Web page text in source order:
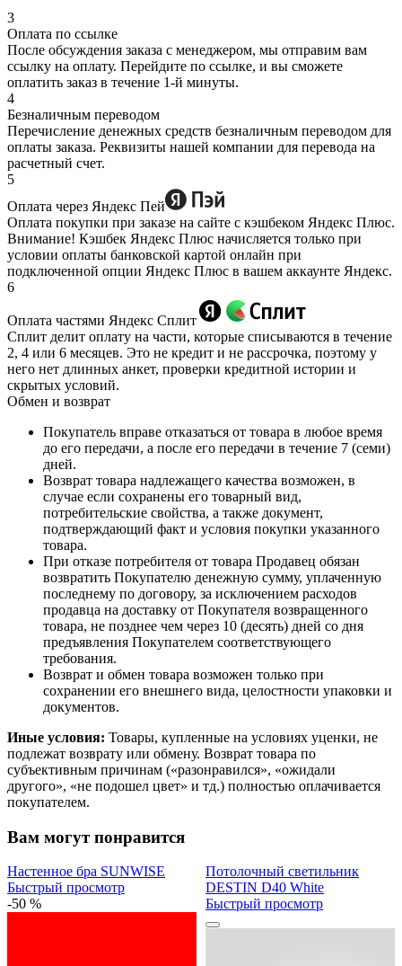
3
Оплата по ссылке
После обсуждения заказа с менеджером, мы отправим вам
ссылку на оплату. Перейдите по ссылке, и вы сможете
оплатить заказ в течение 1-й минуты.
4
Безналичным переводом
Перечисление денежных средств безналичным переводом для
оплаты заказа. Реквизиты нашей компании для перевода на
расчетный счет.
5
Оплата через Яндекс Пей
Оплата покупки при заказе на сайте с кэшбеком Яндекс Плюс.
Внимание! Кэшбек Яндекс Плюс начисляется только при
условии оплаты банковской картой онлайн при
подключенной опции Яндекс Плюс в вашем аккаунте Яндекс.
6
Оплата частями Яндекс Сплит
Сплит делит оплату на части, которые списываются в течение
2, 4 или 6 месяцев. Это не кредит и не рассрочка, поэтому у
него нет длинных анкет, проверки кредитной истории и
скрытых условий.
Обмен и возврат
Покупатель вправе отказаться от товара в любое время
до его передачи, а после его передачи в течение 7 (семи)
дней.
Возврат товара надлежащего качества возможен, в
случае если сохранены его товарный вид,
потребительские свойства, а также документ,
подтверждающий факт и условия покупки указанного
товара.
При отказе потребителя от товара Продавец обязан
возвратить Покупателю денежную сумму, уплаченную
последнему по договору, за исключением расходов
продавца на доставку от Покупателя возвращенного
товара, не позднее чем через 10 (десять) дней со дня
предъявления Покупателем соответствующего
требования.
Возврат и обмен товара возможен только при
сохранении его внешнего вида, целостности упаковки и
документов.
Иные условия: Товары, купленные на условиях уценки, не
подлежат возврату или обмену. Возврат товара по
субъективным причинам («разонравился», «ожидали
другого», «не подошел цвет» и тд.) полностью оплачивается
покупателем.
Вам могут понравится
Настенное бра SUNWISE
Быстрый просмотр
-50 %
Потолочный светильник
DESTIN D40 White
Быстрый просмотр